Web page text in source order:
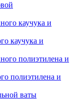
каучука и
полиэтилена и